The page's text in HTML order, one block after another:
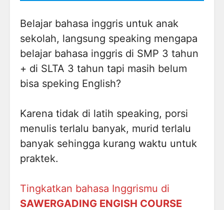
Belajar bahasa inggris untuk anak
sekolah, langsung speaking mengapa
belajar bahasa inggris di SMP 3 tahun
+ di SLTA 3 tahun tapi masih belum
bisa speking English?
Karena tidak di latih speaking, porsi
menulis terlalu banyak, murid terlalu
banyak sehingga kurang waktu untuk
praktek.
Tingkatkan bahasa Inggrismu di
SAWERGADING ENGISH COURSE